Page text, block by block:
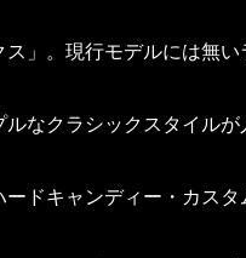
」。現行モデルには無い
なクラシックスタイルが
ドキャンディー・カスタ